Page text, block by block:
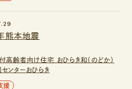
熊本地震
高齢者向け住宅 おひらき和（のどか）
ンターおひらき
援